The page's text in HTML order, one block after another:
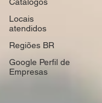
Locais
atendidos
Regiões BR
Google Perfil de
Empresas